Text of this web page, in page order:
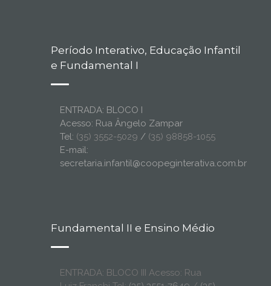
Período Interativo, Educação Infantil
e Fundamental I
ENTRADA: BLOCO I
Acesso: Rua Ângelo Zampar
Tel: (35) 3552-5029 / (35) 98858-1055
E-mail:
secretaria.infantil@coopeginterativa.com.br
Fundamental II e Ensino Médio
ENTRADA: BLOCO III Acesso: Rua